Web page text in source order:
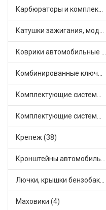
Карбюраторы и комплектующие (11)
Катушки зажигания, модули зажигания (3)
Коврики автомобильные (5)
Комбинированные ключи (3)
Комплектующие системы выпуска отработавших газов (7)
Комплектующие системы питания (5)
Крепеж (38)
Кронштейны автомобильные (4)
Лючки, крышки бензобака (6)
Маховики (4)